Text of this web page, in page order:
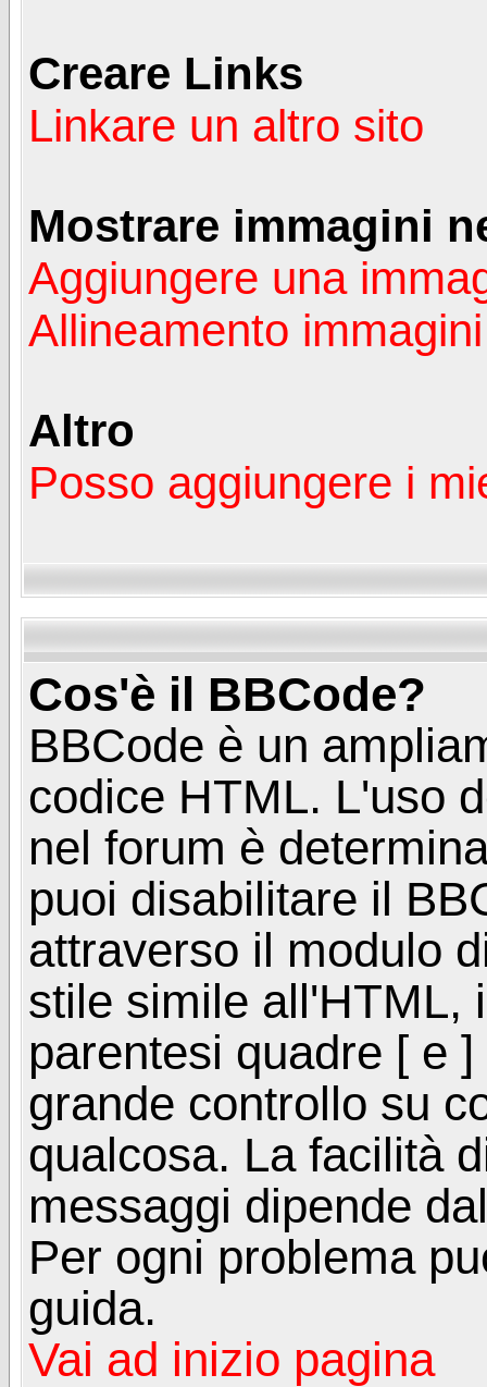
Creare Links
Linkare un altro sito
Mostrare immagini
Aggiungere una
Allineamento
Altro
Posso aggiungere i
Cos'è il BBCode?
BBCode è un
codice HTML. L'uso
nel forum è
puoi disabilitare il
attraverso il modulo
stile simile all'HTML,
parentesi quadre [ e
grande controllo su
qualcosa. La facilità
messaggi dipende
Per ogni problema
guida.
Vai ad inizio pagina